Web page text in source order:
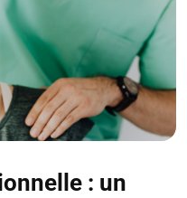
: un